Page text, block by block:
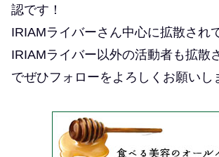
認です！
IRIAMライバーさん中心に拡散され
IRIAMライバー以外の活動者も拡散
でぜひフォローをよろしくお願いし